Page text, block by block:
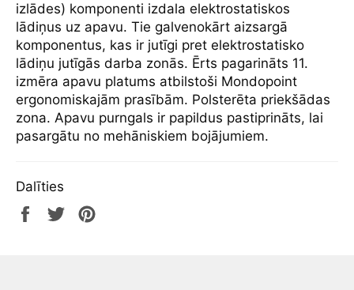
izlādes) komponenti izdala elektrostatiskos
lādiņus uz apavu. Tie galvenokārt aizsargā
komponentus, kas ir jutīgi pret elektrostatisko
lādiņu jutīgās darba zonās. Ērts pagarināts 11.
izmēra apavu platums atbilstoši Mondopoint
ergonomiskajām prasībām. Polsterēta priekšādas
zona. Apavu purngals ir papildus pastiprināts, lai
pasargātu no mehāniskiem bojājumiem.
Dalīties
Share Tweet